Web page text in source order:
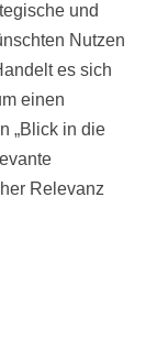
und
Nutzen
es sich
einen
„Blick in die
Relevanz